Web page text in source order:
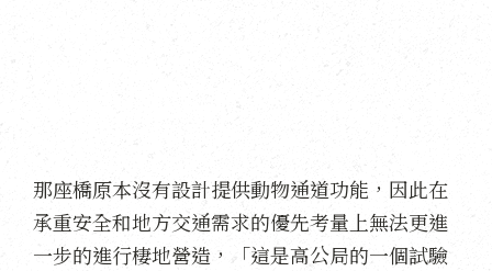
那座橋原本沒有設計提供動物通道功能，因此在
承重安全和地方交通需求的優先考量上無法更進
一步的進行棲地營造，「這是高公局的一個試驗